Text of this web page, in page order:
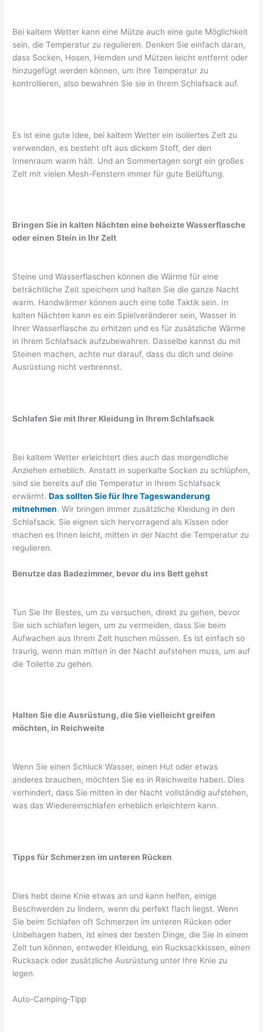
Bei kaltem Wetter kann eine Mütze auch eine gute Möglichkeit
sein, die Temperatur zu regulieren. Denken Sie einfach daran,
dass Socken, Hosen, Hemden und Mützen leicht entfernt oder
hinzugefügt werden können, um Ihre Temperatur zu
kontrollieren, also bewahren Sie sie in Ihrem Schlafsack auf.
Es ist eine gute Idee, bei kaltem Wetter ein isoliertes Zelt zu
verwenden, es besteht oft aus dickem Stoff, der den
Innenraum warm hält. Und an Sommertagen sorgt ein großes
Zelt mit vielen Mesh-Fenstern immer für gute Belüftung.
Bringen Sie in kalten Nächten eine beheizte Wasserflasche
oder einen Stein in Ihr Zelt
Steine ​​und Wasserflaschen können die Wärme für eine
beträchtliche Zeit speichern und halten Sie die ganze Nacht
warm. Handwärmer können auch eine tolle Taktik sein. In
kalten Nächten kann es ein Spielveränderer sein, Wasser in
Ihrer Wasserflasche zu erhitzen und es für zusätzliche Wärme
in Ihrem Schlafsack aufzubewahren. Dasselbe kannst du mit
Steinen machen, achte nur darauf, dass du dich und deine
Ausrüstung nicht verbrennst.
Schlafen Sie mit Ihrer Kleidung in Ihrem Schlafsack
Bei kaltem Wetter erleichtert dies auch das morgendliche
Anziehen erheblich. Anstatt in superkalte Socken zu schlüpfen,
sind sie bereits auf die Temperatur in Ihrem Schlafsack
erwärmt.Das sollten Sie für Ihre Tageswanderung
mitnehmen. Wir bringen immer zusätzliche Kleidung in den
Schlafsack. Sie eignen sich hervorragend als Kissen oder
machen es Ihnen leicht, mitten in der Nacht die Temperatur zu
regulieren.
Benutze das Badezimmer, bevor du ins Bett gehst
Tun Sie Ihr Bestes, um zu versuchen, direkt zu gehen, bevor
Sie sich schlafen legen, um zu vermeiden, dass Sie beim
Aufwachen aus Ihrem Zelt huschen müssen. Es ist einfach so
traurig, wenn man mitten in der Nacht aufstehen muss, um auf
die Toilette zu gehen.
Halten Sie die Ausrüstung, die Sie vielleicht greifen
möchten, in Reichweite
Wenn Sie einen Schluck Wasser, einen Hut oder etwas
anderes brauchen, möchten Sie es in Reichweite haben. Dies
verhindert, dass Sie mitten in der Nacht vollständig aufstehen,
was das Wiedereinschlafen erheblich erleichtern kann.
Tipps für Schmerzen im unteren Rücken
Dies hebt deine Knie etwas an und kann helfen, einige
Beschwerden zu lindern, wenn du perfekt flach liegst. Wenn
Sie beim Schlafen oft Schmerzen im unteren Rücken oder
Unbehagen haben, ist eines der besten Dinge, die Sie in einem
Zelt tun können, entweder Kleidung, ein Rucksackkissen, einen
Rucksack oder zusätzliche Ausrüstung unter Ihre Knie zu
legen.
Auto-Camping-Tipp